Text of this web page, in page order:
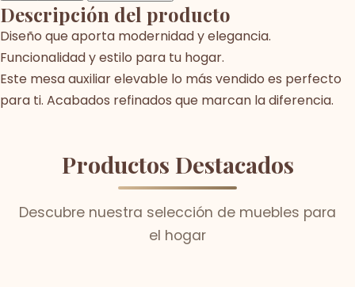
Descripción del producto
Diseño que aporta modernidad y elegancia.
Funcionalidad y estilo para tu hogar.
Este mesa auxiliar elevable lo más vendido es perfecto
para ti. Acabados refinados que marcan la diferencia.
Productos Destacados
Descubre nuestra selección de muebles para
el hogar